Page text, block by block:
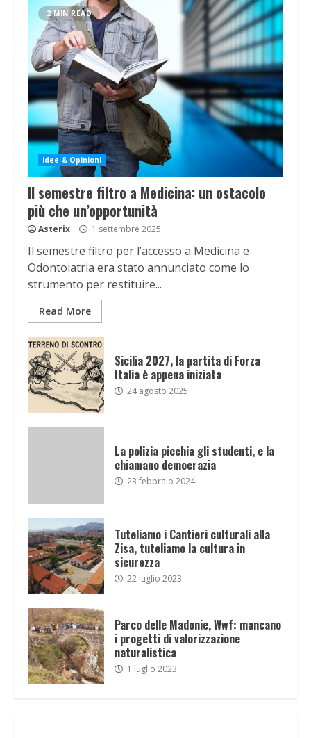
2 MIN READ
Idee & Opinioni
Il semestre filtro a Medicina: un ostacolo
più che un’opportunità
Asterix 1 settembre 2025
Il semestre filtro per l’accesso a Medicina e
Odontoiatria era stato annunciato come lo
strumento per restituire...
Read More
Sicilia 2027, la partita di Forza
Italia è appena iniziata
24 agosto 2025
La polizia picchia gli studenti, e la
chiamano democrazia
23 febbraio 2024
Tuteliamo i Cantieri culturali alla
Zisa, tuteliamo la cultura in
sicurezza
22 luglio 2023
Parco delle Madonie, Wwf: mancano
i progetti di valorizzazione
naturalistica
1 luglio 2023